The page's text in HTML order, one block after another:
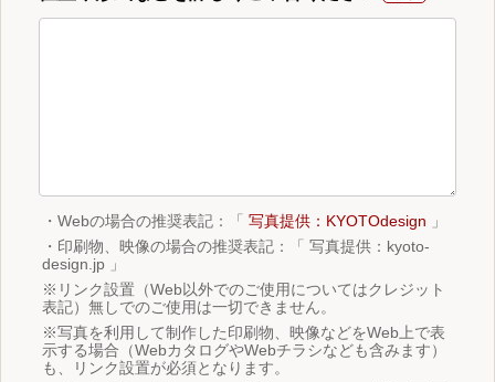
・Webの場合の推奨表記：「 写真提供：KYOTOdesign 」
・印刷物、映像の場合の推奨表記：「 写真提供：kyoto-
design.jp 」
※リンク設置（Web以外でのご使用についてはクレジット
表記）無しでのご使用は一切できません。
※写真を利用して制作した印刷物、映像などをWeb上で表
示する場合（WebカタログやWebチラシなども含みます）
も、リンク設置が必須となります。